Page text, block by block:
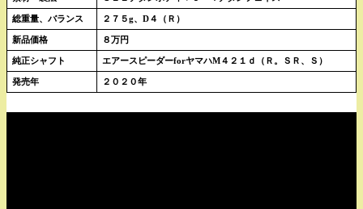
総重量、バランス ２７５g、D４（Ｒ）
新品価格 ８万円
純正シャフト エアースピーダーforヤマハM４２１ｄ（Ｒ。ＳＲ、Ｓ）
発売年 ２０２０年